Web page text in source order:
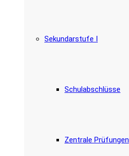
Sekundarstufe I
Schulabschlüsse
Zentrale Prüfungen